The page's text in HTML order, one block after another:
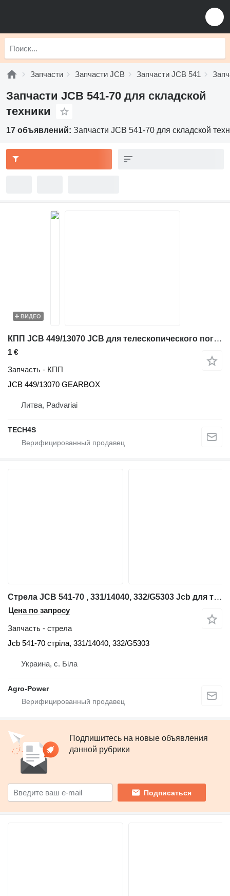
Запчасти Запчасти JCB Запчасти JCB 541
Запчасти JCB 541-70 для складской
техники
17 объявлений: Запчасти JCB 541-70 для складской
ВИДЕО
КПП JCB 449/13070 JCB для телескопического погрузчика JCB 541-70
1 €
Запчасть - КПП
JCB 449/13070 GEARBOX
Литва, Padvariai
TECH4S
Стрела JCB 541-70 , 331/14040, 332/G5303 Jcb для телескопического погрузчика JCB 541
Цена по запросу
Запчасть - стрела
Jcb 541-70 стріла, 331/14040, 332/G5303
Украина, с. Біла
Agro-Power
Подпишитесь на новые объявления
данной рубрики
Подписаться